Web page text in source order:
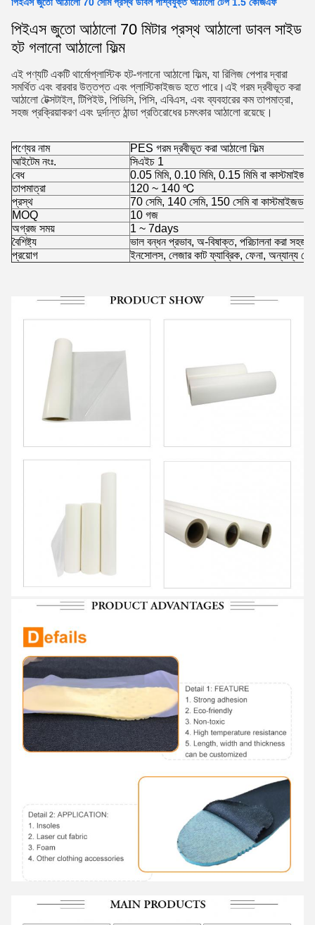
পিইএস জুতো আঠালো 70 মিটার প্রস্থ আঠালো ডাবল সাইড
হট গলানো আঠালো ফিল্ম
এই পণ্যটি একটি থার্মোপ্লাস্টিক হট-গলানো আঠালো ফিল্ম, যা রিলিজ পেপার দ্বারা
সমর্থিত এবং বারবার উত্তপ্ত এবং প্লাস্টিকাইজড হতে পারে।এই গরম দ্রবীভূত করা
আঠালো টেক্সটাইল, টিপিইউ, পিভিসি, পিসি, এবিএস, এবং ব্যবহারের কম তাপমাত্রা,
সহজ প্রক্রিয়াকরণ এবং দুর্দান্ত ঠান্ডা প্রতিরোধের চমৎকার আঠালো রয়েছে।
পণ্যের নাম
PES গরম দ্রবীভূত করা আঠালো ফিল্ম
আইটেম নংঃ.
সিএইচ 1
বেধ
0.05 মিমি, 0.10 মিমি, 0.15 মিমি বা কাস্টমাইজড
তাপমাত্রা
120 ~ 140 ℃
প্রস্থ
70 সেমি, 140 সেমি, 150 সেমি বা কাস্টমাইজড
MOQ
10 গজ
অগ্রজ সময়
1 ~ 7days
বৈশিষ্ট্য
ভাল বন্ধন প্রভাব, অ-বিষাক্ত, পরিচালনা করা সহজ,
প্রয়োগ
ইনসোলস, লেজার কাট ফ্যাব্রিক, ফেনা, অন্যান্য